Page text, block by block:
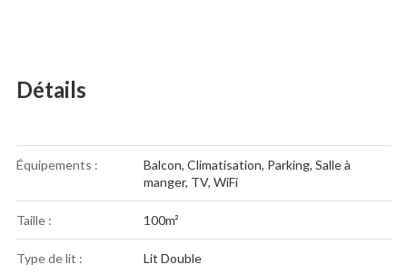
Détails
Équipements : Balcon, Climatisation, Parking, Salle à
manger, TV, WiFi
Taille : 100m²
Type de lit : Lit Double